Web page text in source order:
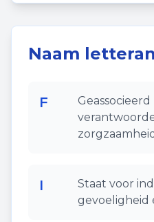
Naam
F
I
Staat voor
gevoeligheid